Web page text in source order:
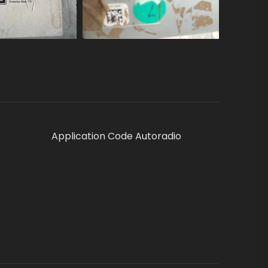
Application Code Autoradio